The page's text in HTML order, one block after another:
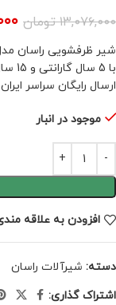
۱۳,۰۷۶,۰۰۰ تومان
شیر ظرفشویی راسان
با 5 سال گارانتی و 15 سال خدمات پس از فروش
ارسال رایگان سراسر ایران
موجود در انبار
افزودن به علاقه
دسته: شیرآلات راسان
اشتراک گذاری: